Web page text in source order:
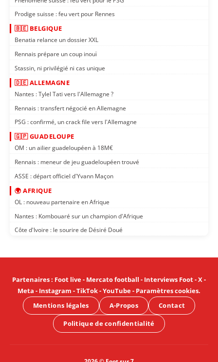
Prodige suisse : feu vert pour Rennes
🇧🇪 BELGIQUE
Benatia relance un dossier XXL
Rennais prépare un coup inouï
Stassin, ni privilégié ni cas unique
🇩🇪 ALLEMAGNE
Nantes : Tylel Tati vers l'Allemagne ?
Rennais : transfert négocié en Allemagne
PSG : confirmé, un crack file vers l'Allemagne
🇬🇵 GUADELOUPE
OM : un ailier guadeloupéen à 18M€
Rennais : meneur de jeu guadeloupéen trouvé
ASSE : départ officiel d'Yvann Maçon
🌍 AFRIQUE
OL : nouveau partenaire en Afrique
Nantes : Kombouaré sur un champion d'Afrique
Côte d'Ivoire : le sourire de Désiré Doué
Partenaires: Foot live- Mercato football - Interviews Foot-X-
Meta - Instagram -TikTok-YouTube- Paramètres cookies.
Mentions légales
A-Propos Contact
Politique de confidentialité